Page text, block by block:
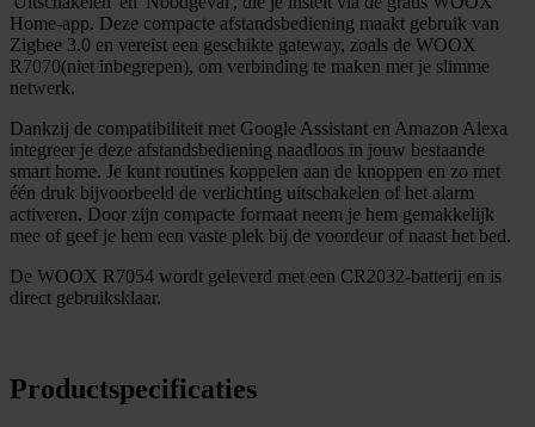
Home-app. Deze compacte afstandsbediening maakt gebruik van
Zigbee 3.0 en vereist een geschikte gateway, zoals de WOOX
R7070(niet inbegrepen), om verbinding te maken met je slimme
netwerk.
Dankzij de compatibiliteit met Google Assistant en Amazon Alexa
integreer je deze afstandsbediening naadloos in jouw bestaande
smart home. Je kunt routines koppelen aan de knoppen en zo met
één druk bijvoorbeeld de verlichting uitschakelen of het alarm
activeren. Door zijn compacte formaat neem je hem gemakkelijk
mee of geef je hem een vaste plek bij de voordeur of naast het bed.
De WOOX R7054 wordt geleverd met een CR2032-batterij en is
direct gebruiksklaar.
Productspecificaties